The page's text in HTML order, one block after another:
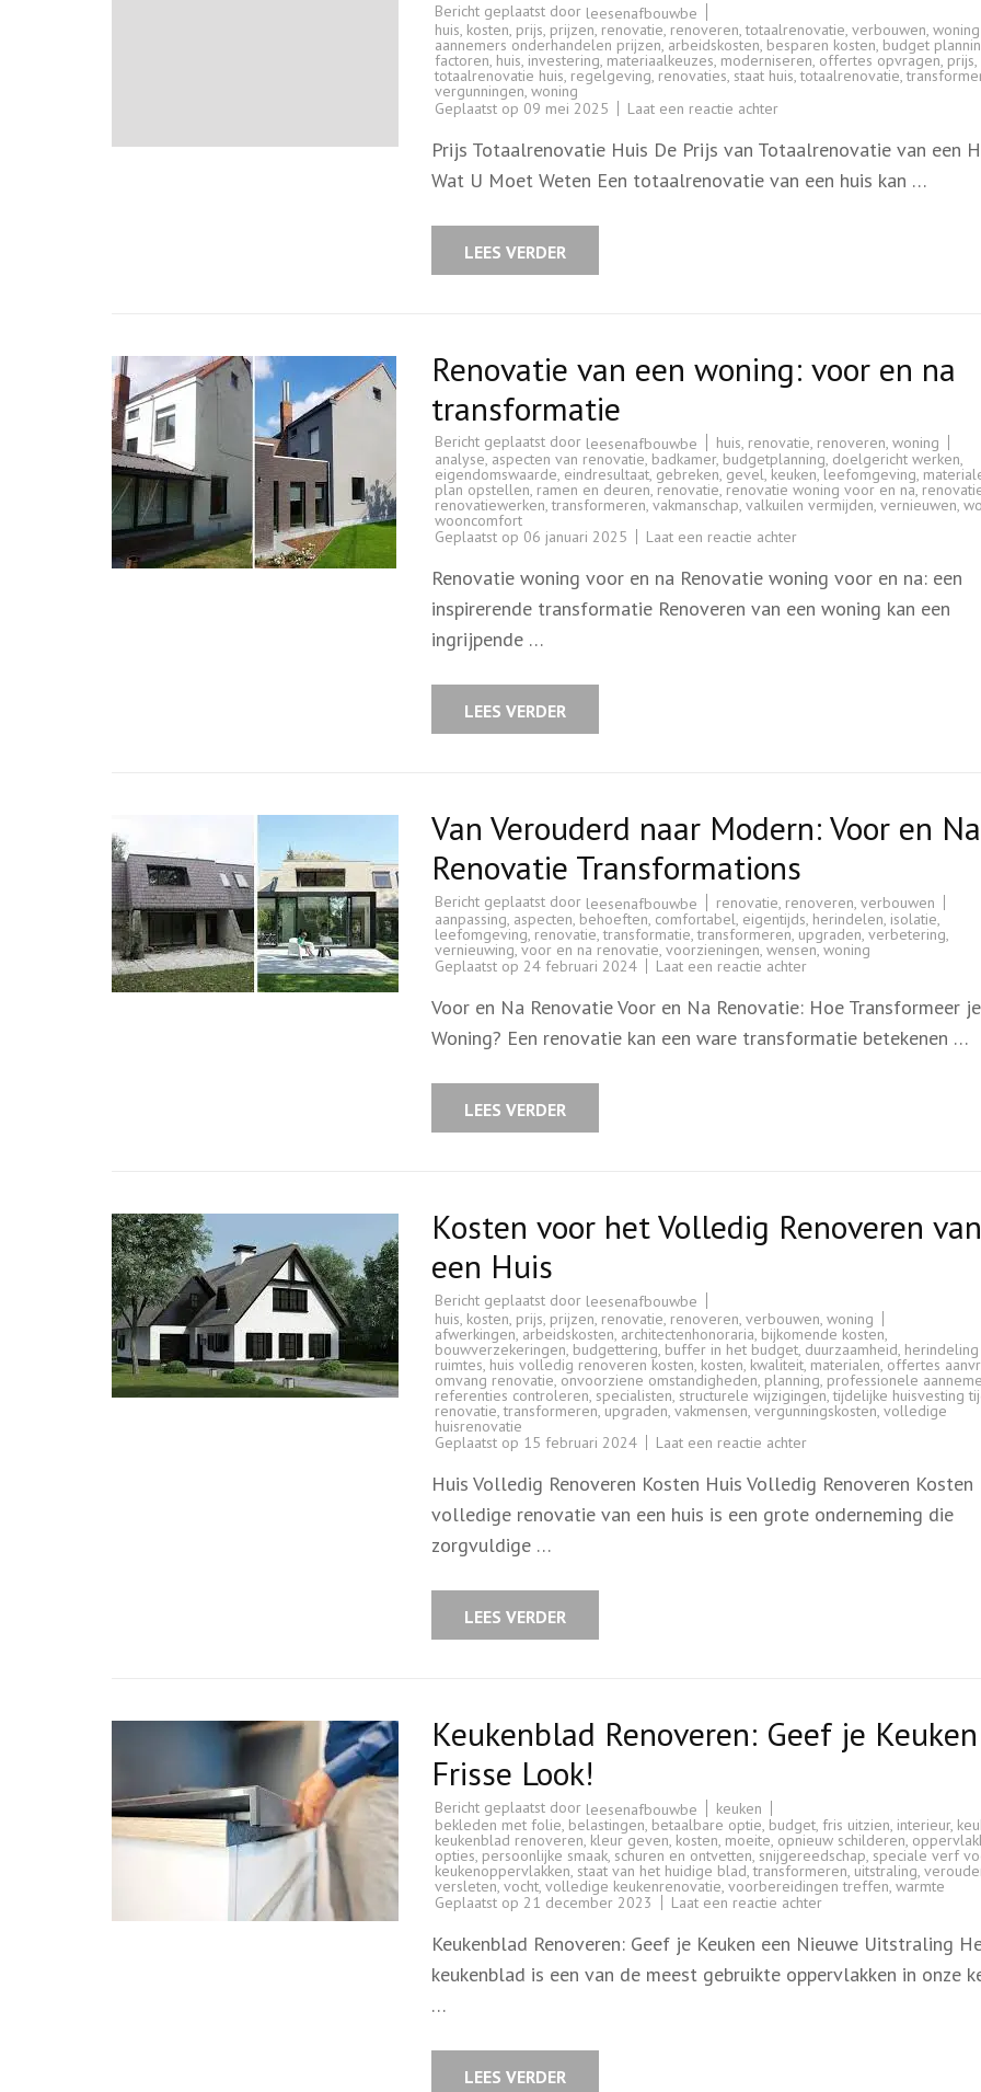
Bericht geplaatst door leesenafbouwbe
huis, kosten, prijs, prijzen, renovatie, renoveren,totaalrenovatie, verbouwen, woning
aannemers onderhandelen prijzen, arbeidskosten, besparen kosten, budget
factoren, huis, investering, materiaalkeuzes, moderniseren, offertes opvragen, prijs,
totaalrenovatie huis, regelgeving, renovaties, staat huis,totaalrenovatie,
vergunningen, woning
Geplaatst op 09 mei 2025 Laat een reactie achterop
van
Totaalrenovatie
Prijs Totaalrenovatie Huis De Prijs van Totaalrenovatie van een
Wat U Moet Weten Een totaalrenovatie van een huis kan …
LEES VERDER
Renovatie van een woning: voor en na
transformatie
Bericht geplaatst door leesenafbouwbe huis, renovatie, renoveren, woning
analyse, aspecten van renovatie, badkamer, budgetplanning, doelgericht werken,
eigendomswaarde, eindresultaat, gebreken, gevel, keuken,leefomgeving,
plan opstellen, ramen en deuren, renovatie, renovatie woning voor en na,
renovatiewerken,transformeren, vakmanschap, valkuilen vermijden, vernieuwen,
wooncomfort
Geplaatst op 06 januari 2025 Laat een reactie achterop
een
voor
Renovatie woning voor en na Renovatie woning voor en na: een
inspirerende transformatie Renoveren van een woning kan een
ingrijpende …
LEES VERDER
Van Verouderd naar Modern: Voor en Na
Renovatie Transformations
Bericht geplaatst door leesenafbouwbe renovatie, renoveren, verbouwen
aanpassing aspecten behoeften comfortabel eigentijds herindelen isolatie
leefomgeving, renovatie ,transformatie ,transformeren upgraden verbetering
vernieuwing ,voor en na renovatie voorzieningen wensen,woning
Geplaatst op 24 februari 2024 Laat een reactie achterop
naar
Voor
Voor en Na Renovatie Voor en Na Renovatie: Hoe Transformeer
Woning? Een renovatie kan een ware transformatie betekenen …
LEES VERDER
Kosten voor het Volledig Renoveren van
een Huis
Bericht geplaatst door leesenafbouwbe
huis, kosten, prijs, prijzen, renovatie, renoveren, verbouwen, woning
afwerkingen, arbeidskosten, architectenhonoraria, bijkomende kosten,
bouwverzekeringen, budgettering, buffer in het budget, duurzaamheid, herindeling
ruimtes, huis volledig renoveren kosten, kosten, kwaliteit, materialen, offertes
omvang renovatie, onvoorziene omstandigheden, planning, professionele
referenties controleren, specialisten, structurele wijzigingen,tijdelijke huisvesting
renovatie,transformeren,upgraden, vakmensen, vergunningskosten, volledige
huisrenovatie
Geplaatst op 15 februari 2024 Laat een reactie achterop
het
Renoveren
Huis Volledig Renoveren Kosten Huis Volledig Renoveren Kosten
volledige renovatie van een huis is een grote onderneming die
zorgvuldige …
LEES VERDER
Keukenblad Renoveren: Geef je
Frisse Look!
Bericht geplaatst door leesenafbouwbe
keuken
bekleden met folie belastingen betaalbare optie budget fris uitzien interieur,
keukenblad renoveren kleur geven kosten moeite opnieuw schilderen
opties persoonlijke smaak schuren en ontvetten snijgereedschap speciale verf
keukenoppervlakken staat van het huidige blad ,transformeren uitstraling
versleten,vocht volledige keukenrenovatie voorbereidingen treffen warmte
Geplaatst op 21 december 2023 Laat een reactie achterop
Geef
Keuken
Keukenblad Renoveren: Geef je Keuken een Nieuwe Uitstraling
keukenblad is een van de meest gebruikte oppervlakken in onze
…
LEES VERDER